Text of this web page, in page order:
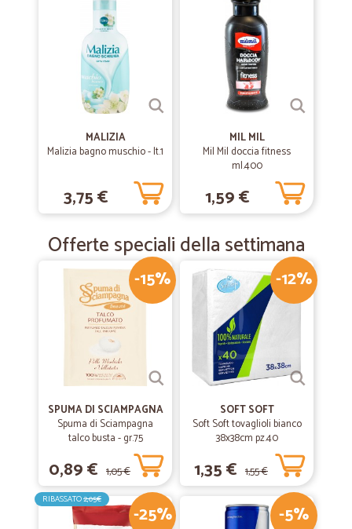
MALIZIA
Malizia bagno muschio - lt.1
3,75 €
MIL MIL
Mil Mil doccia fitness
ml.400
1,59 €
Offerte speciali della settimana
-15%
SPUMA DI SCIAMPAGNA
Spuma di Sciampagna
talco busta - gr.75
0,89 € 1,05 €
-12%
SOFT SOFT
Soft Soft tovaglioli bianco
38x38cm pz.40
1,35 € 1,55 €
-25%
RIBASSATO2,05€
-5%